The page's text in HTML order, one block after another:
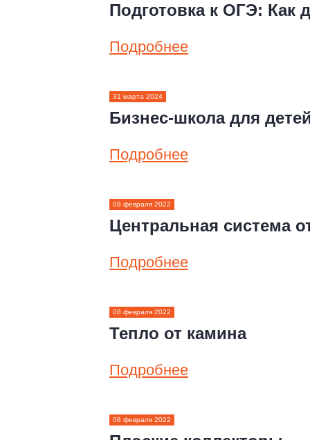
Подготовка к ОГЭ: Как
Подробнее
31 марта 2024
Бизнес-школа для
Подробнее
08 февраля 2022
Центральная система
Подробнее
08 февраля 2022
Тепло от камина
Подробнее
08 февраля 2022